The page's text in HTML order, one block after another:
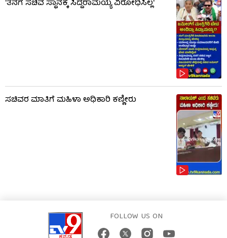
'ತನಗೆ ಸಚಿವ ಸ್ಥಾನಕ್ಕೆ ಸಿದ್ದರಾಮಯ್ಯ ವಿರೋಧಿಸಿಲ್ಲ'
ಸಚಿವರ ಮಾತಿಗೆ ಮಹಿಳಾ ಅಧಿಕಾರಿ ಕಣ್ಣೀರು
FOLLOW US ON